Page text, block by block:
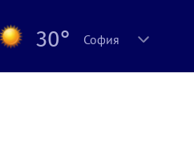
30° София